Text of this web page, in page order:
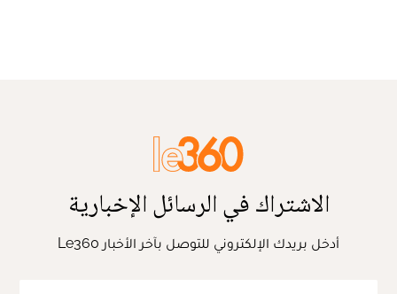
الاشتراك في الرسائل الإخبارية
أدخل بريدك الإلكتروني للتوصل بآخر الأخبار Le360